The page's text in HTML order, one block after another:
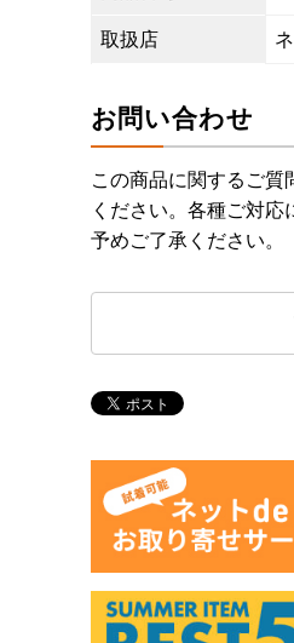
取扱店
お問い合わせ
この商品に関するご質
ください。各種ご対
予めご了承ください。